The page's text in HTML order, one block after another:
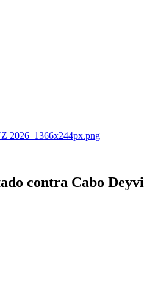
contra Cabo